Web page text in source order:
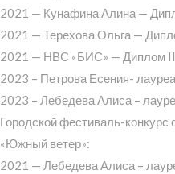
2021 — Кунафина Алина —
2021 — Терехова Ольга —
2021 — НВС «БИС» — Диплом
2023 – Петрова Есения-
2023 – Лебедева Алиса –
Городской фестиваль-конкурс
«Южный ветер»:
2021 — Лебедева Алиса –